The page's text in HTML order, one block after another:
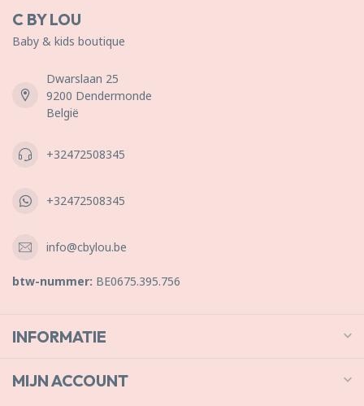
C BY LOU
Baby & kids boutique
Dwarslaan 25
9200 Dendermonde
België
+32472508345
+32472508345
info@cbylou.be
btw-nummer: BE0675.395.756
INFORMATIE
MIJN ACCOUNT